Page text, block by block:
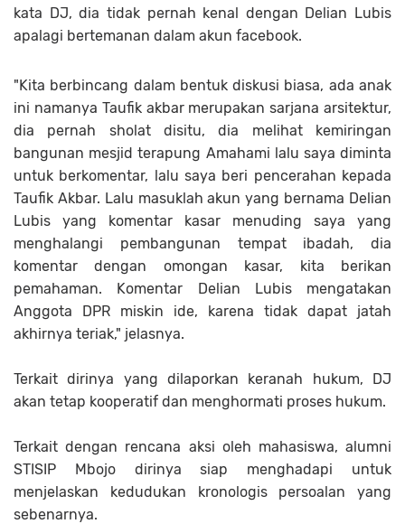
kata DJ, dia tidak pernah kenal dengan Delian Lubis
apalagi bertemanan dalam akun facebook.
"Kita berbincang dalam bentuk diskusi biasa, ada anak
ini namanya Taufik akbar merupakan sarjana arsitektur,
dia pernah sholat disitu, dia melihat kemiringan
bangunan mesjid terapung Amahami lalu saya diminta
untuk berkomentar, lalu saya beri pencerahan kepada
Taufik Akbar. Lalu masuklah akun yang bernama Delian
Lubis yang komentar kasar menuding saya yang
menghalangi pembangunan tempat ibadah, dia
komentar dengan omongan kasar, kita berikan
pemahaman. Komentar Delian Lubis mengatakan
Anggota DPR miskin ide, karena tidak dapat jatah
akhirnya teriak," jelasnya.
Terkait dirinya yang dilaporkan keranah hukum, DJ
akan tetap kooperatif dan menghormati proses hukum.
Terkait dengan rencana aksi oleh mahasiswa, alumni
STISIP Mbojo dirinya siap menghadapi untuk
menjelaskan kedudukan kronologis persoalan yang
sebenarnya.